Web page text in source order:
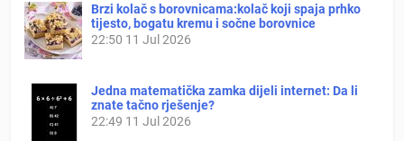
Brzi kolač s borovnicama:kolač koji spaja prhko
tijesto, bogatu kremu i sočne borovnice
22:50 11 Jul 2026
Jedna matematička zamka dijeli internet: Da li
znate tačno rješenje?
22:49 11 Jul 2026